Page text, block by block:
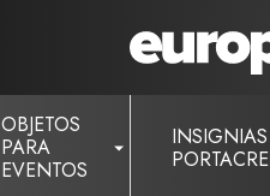
OBJETOS
PARA
EVENTOS